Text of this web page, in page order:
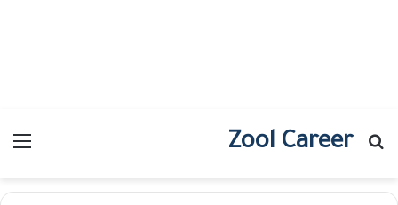
Zool Career
بحث عن